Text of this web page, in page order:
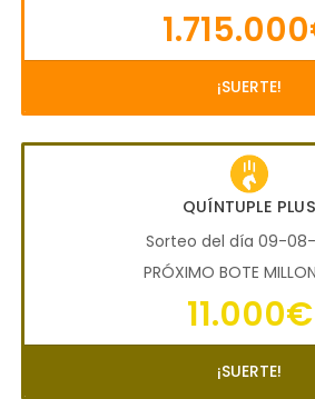
¡SUERTE!
QUÍNTUPLE PLUS
Sorteo del día 09-
PRÓXIMO BOTE
11.000€
¡SUERTE!